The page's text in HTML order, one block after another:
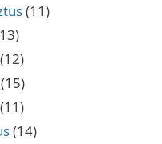
(11)
(12)
(15)
(11)
(14)